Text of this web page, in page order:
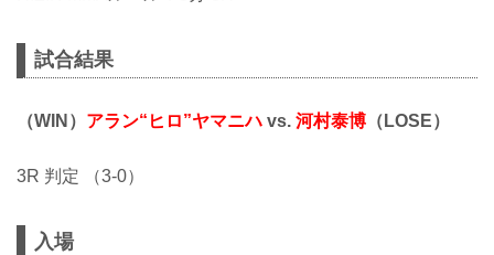
試合結果
（WIN） アラン“ヒロ”ヤマニハ vs. 河村泰博 （LOSE）
3R 判定 （3-0）
入場